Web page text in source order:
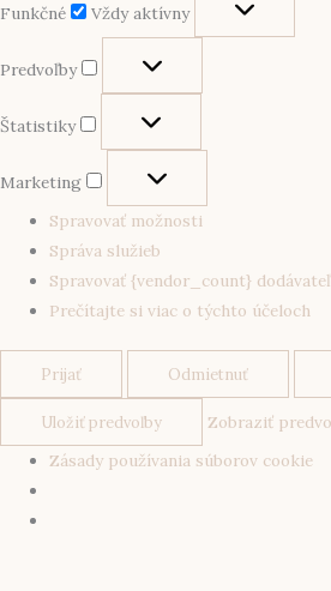
Funkčné Vždy aktívny
Predvoľby
Štatistiky
Marketing
Spravovať možnosti
Správa služieb
Spravovať {vendor_count}
Prečítajte si viac o týchto účeloch
Prijať Odmietnuť
Uložiť predvoľby
Zobraziť
Zásady používania súborov cookie